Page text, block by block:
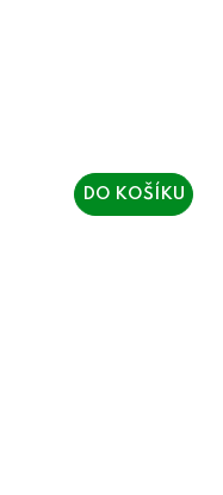
DO KOŠÍKU